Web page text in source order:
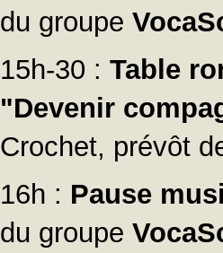
du groupe
15h-30 : Table
"Devenir
Crochet, prévôt
16h : Pause
du groupe